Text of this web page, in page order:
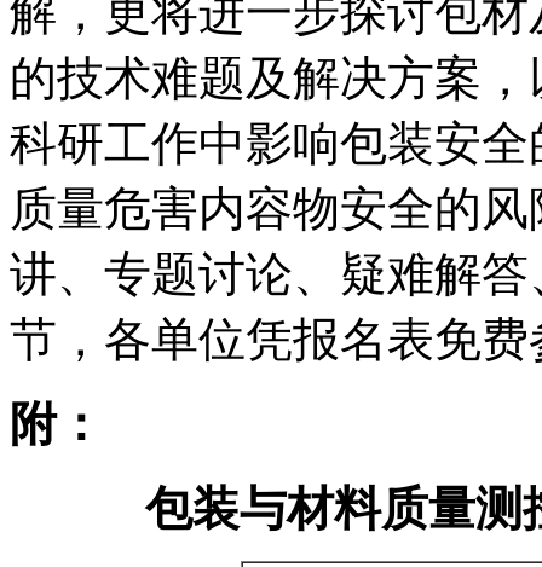
解，更将进一步探讨包
的技术难题及解决方案
科研工作中影响包装安
质量危害内容物安全的
讲、专题讨论、疑难解
节，各单位凭报名表免费
附：
包装与材料质量测